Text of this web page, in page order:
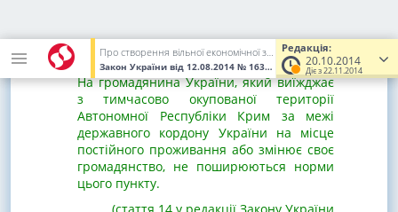
Редакція:
20.10.2014
Діє з 22.11.2014
Про створення вільної економічної зони "Крим" та про особливості здійснення економічної діяльності на тимчасово окупованій території України
Закон України від 12.08.2014 № 1636-VII (Увага! Попередня
встановлені
статтею 265 Податкового
кодексу України.
На громадянина України, який виїжджає
з тимчасово окупованої території
Автономної Республіки Крим за межі
державного кордону України на місце
постійного проживання або змінює своє
громадянство, не поширюються норми
цього пункту.